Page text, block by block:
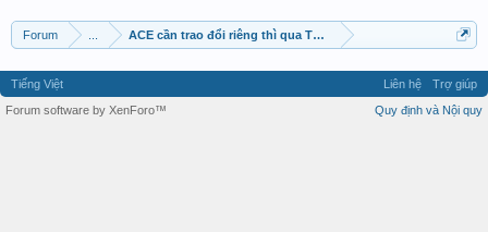
Forum ACE cần trao đổi riêng thì qua Topic này nhé
Tiếng Việt Liên hệ
Trợ giúp
Quy định và Nội quy
Forum software by XenForo™